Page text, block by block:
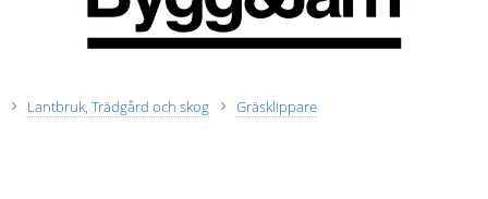
Lantbruk, Trädgård och skog Gräsklippare